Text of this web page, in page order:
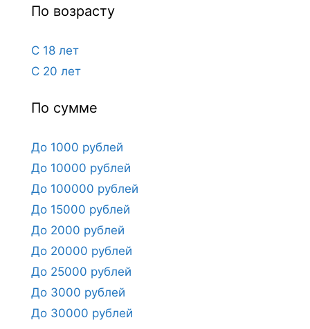
По возрасту
С 18 лет
С 20 лет
По сумме
До 1000 рублей
До 10000 рублей
До 100000 рублей
До 15000 рублей
До 2000 рублей
До 20000 рублей
До 25000 рублей
До 3000 рублей
До 30000 рублей